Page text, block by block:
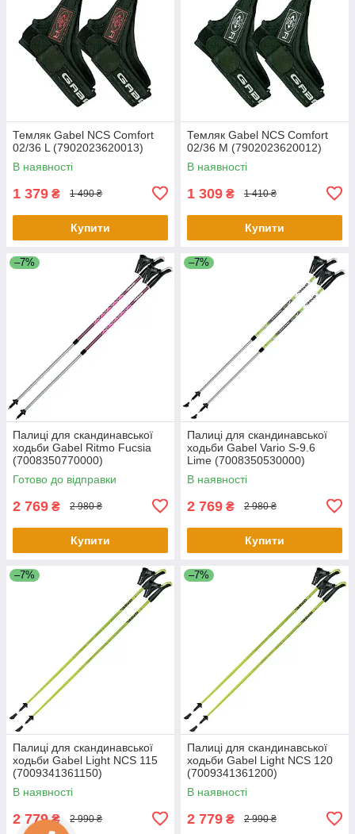
Темляк Gabel NCS Comfort
02/36 L (7902023620013)
В наявності
1 379 ₴ 1 490 ₴
Купити
Темляк Gabel NCS Comfort
02/36 M (7902023620012)
В наявності
1 309 ₴ 1 410 ₴
Купити
–7%
Палиці для скандинавської
ходьби Gabel Ritmo Fucsia
(7008350770000)
Готово до відправки
2 769 ₴ 2 980 ₴
Купити
–7%
Палиці для скандинавської
ходьби Gabel Vario S-9.6
Lime (7008350530000)
В наявності
2 769 ₴ 2 980 ₴
Купити
–7%
Палиці для скандинавської
ходьби Gabel Light NCS 115
(7009341361150)
В наявності
2 779₴ 2 990 ₴
–7%
Палиці для скандинавської
ходьби Gabel Light NCS 120
(7009341361200)
В наявності
2 779 ₴ 2 990 ₴